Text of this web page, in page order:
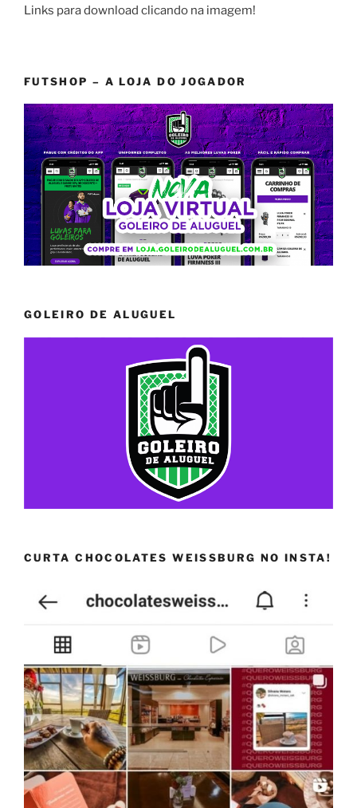
Links para download clicando na imagem!
FUTSHOP – A LOJA DO JOGADOR
GOLEIRO DE ALUGUEL
CURTA CHOCOLATES WEISSBURG NO INSTA!